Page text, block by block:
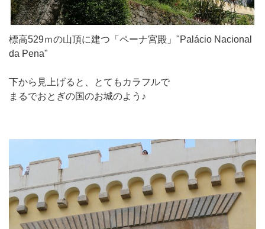
標高529ｍの山頂に建つ「ペーナ宮殿」"Palácio Nacional
da Pena"
下から見上げると、とてもカラフルで
まるでおとぎの国のお城のよう♪